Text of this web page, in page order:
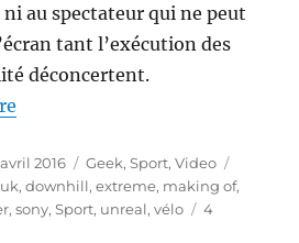
au spectateur qui ne peut
tant l’exécution des
déconcertent.
avril 2016 Catégories
Geek,Sport,Video
,downhill,extreme, making of,
,sony,Sport, unreal,vélo
4